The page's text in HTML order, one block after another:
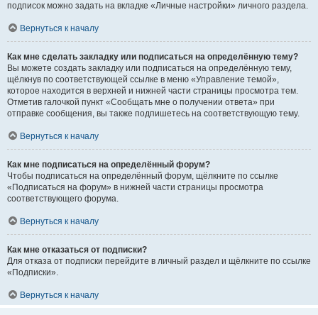
подписок можно задать на вкладке «Личные настройки» личного раздела.
Вернуться к началу
Как мне сделать закладку или подписаться на определённую тему?
Вы можете создать закладку или подписаться на определённую тему,
щёлкнув по соответствующей ссылке в меню «Управление темой»,
которое находится в верхней и нижней части страницы просмотра тем.
Отметив галочкой пункт «Сообщать мне о получении ответа» при
отправке сообщения, вы также подпишетесь на соответствующую тему.
Вернуться к началу
Как мне подписаться на определённый форум?
Чтобы подписаться на определённый форум, щёлкните по ссылке
«Подписаться на форум» в нижней части страницы просмотра
соответствующего форума.
Вернуться к началу
Как мне отказаться от подписки?
Для отказа от подписки перейдите в личный раздел и щёлкните по ссылке
«Подписки».
Вернуться к началу